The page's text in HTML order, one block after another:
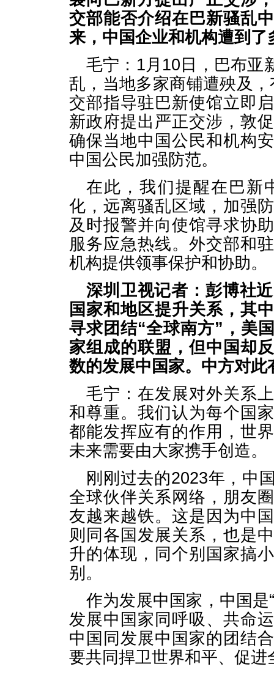
交部能否介绍在巴新骚乱
来，中国企业和机构遭到了
毛宁：1月10日，巴布亚
乱，当地多家商铺遭殃及
交部指导驻巴新使馆立即
新政府提出严正交涉，敦
确保当地中国公民和机构
中国公民加强防范。
在此，我们提醒在巴新
化，远离骚乱区域，加强
及时报警并向使馆寻求协
服务应急热线。外交部和
机构提供领事保护和协助。
深圳卫视记者：彭博社
国家和地区提升关系，其
寻求团结“全球南方”，美
家组成的联盟，但中国却
数的发展中国家。中方对此
毛宁：在发展对外关系
和尊重。我们认为每个国
都能发挥应有的作用，世
未来需要由大家携手创造。
刚刚过去的2023年，中
全球伙伴关系网络，朋友
友越来越铁。这是因为中
则同各国发展关系，也是
升的体现，同个别国家搞
别。
作为发展中国家，中国是
发展中国家同呼吸、共命
中国同发展中国家的团结
要共同捍卫世界和平、促